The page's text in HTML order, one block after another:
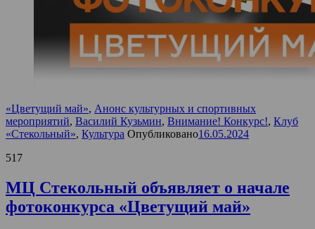
«Цветущий май», Анонс культурных и спортивных
мероприятий, Василий Кузьмин, Внимание! Конкурс!, Клуб
«Стекольный», Культура Опубликовано16.05.2024
517
МЦ Стекольный объявляет о начале
фотоконкурса «Цветущий май»